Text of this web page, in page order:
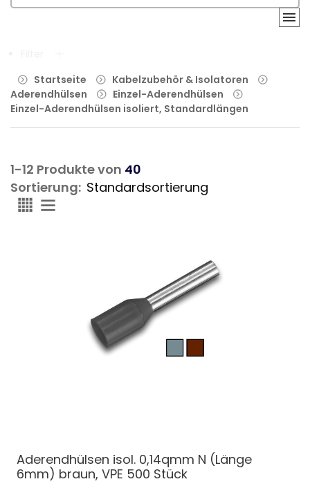
Startseite
Kabelzubehör & Isolatoren
Aderendhülsen
Einzel-Aderendhülsen
Einzel-Aderendhülsen isoliert, Standardlängen
1-12 Produkte von 40
Sortierung:
Aderendhülsen isol. 0,14qmm N (Länge
6mm) braun, VPE 500 Stück